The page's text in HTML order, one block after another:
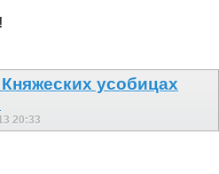
усобицах
20:33